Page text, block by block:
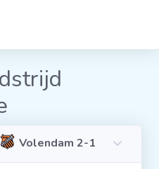
Volendam 2-1